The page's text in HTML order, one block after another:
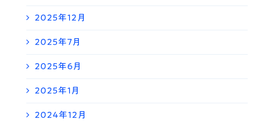
2025年12月
2025年7月
2025年6月
2025年1月
2024年12月